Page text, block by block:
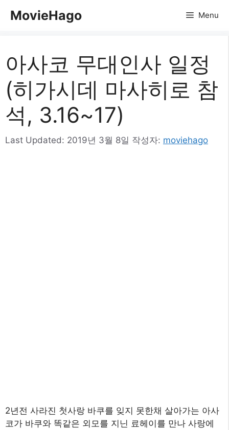
건
너
기
MovieHago Menu
아사코 무대인사 일정
(히가시데 마사히로 참
석, 3.16~17)
Last Updated: 2019년 3월 8일 작성자: moviehago
2년전 사라진 첫사랑 바쿠를 잊지 못한채 살아가는 아사
코가 바쿠와 똑같은 외모를 지닌 료헤이를 만나 사랑에